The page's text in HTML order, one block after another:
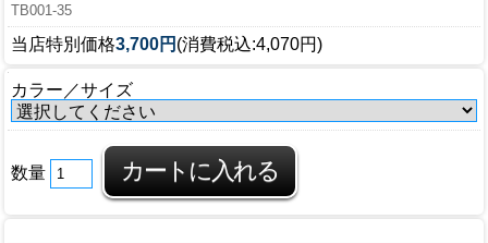
TB001-35
当店特別価格3,700円 (消費税込:4,070円)
カラー／サイズ
数量